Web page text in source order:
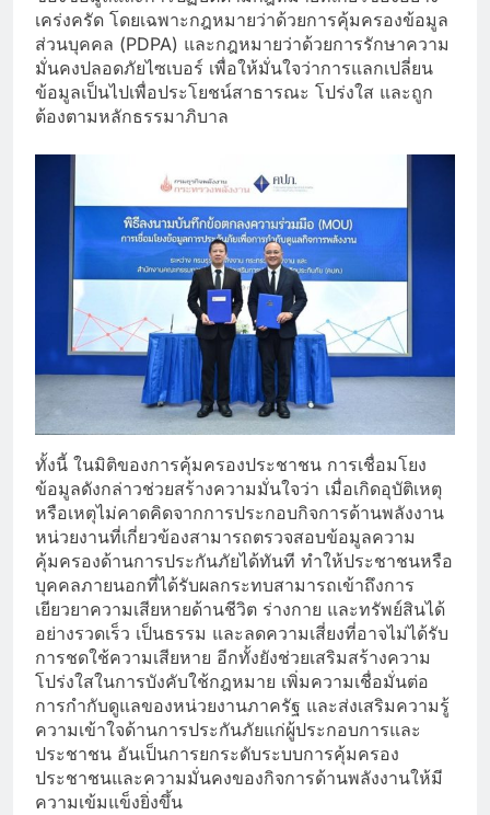
เคร่งครัด โดยเฉพาะกฎหมายว่าด้วยการคุ้มครองข้อมูล
ส่วนบุคคล (PDPA) และกฎหมายว่าด้วยการรักษาความ
มั่นคงปลอดภัยไซเบอร์ เพื่อให้มั่นใจว่าการแลกเปลี่ยน
ข้อมูลเป็นไปเพื่อประโยชน์สาธารณะ โปร่งใส และถูก
ต้องตามหลักธรรมาภิบาล
ทั้งนี้ ในมิติของการคุ้มครองประชาชน การเชื่อมโยง
ข้อมูลดังกล่าวช่วยสร้างความมั่นใจว่า เมื่อเกิดอุบัติเหตุ
หรือเหตุไม่คาดคิดจากการประกอบกิจการด้านพลังงาน
หน่วยงานที่เกี่ยวข้องสามารถตรวจสอบข้อมูลความ
คุ้มครองด้านการประกันภัยได้ทันที ทำให้ประชาชนหรือ
บุคคลภายนอกที่ได้รับผลกระทบสามารถเข้าถึงการ
เยียวยาความเสียหายด้านชีวิต ร่างกาย และทรัพย์สินได้
อย่างรวดเร็ว เป็นธรรม และลดความเสี่ยงที่อาจไม่ได้รับ
การชดใช้ความเสียหาย อีกทั้งยังช่วยเสริมสร้างความ
โปร่งใสในการบังคับใช้กฎหมาย เพิ่มความเชื่อมั่นต่อ
การกำกับดูแลของหน่วยงานภาครัฐ และส่งเสริมความรู้
ความเข้าใจด้านการประกันภัยแก่ผู้ประกอบการและ
ประชาชน อันเป็นการยกระดับระบบการคุ้มครอง
ประชาชนและความมั่นคงของกิจการด้านพลังงานให้มี
ความเข้มแข็งยิ่งขึ้น